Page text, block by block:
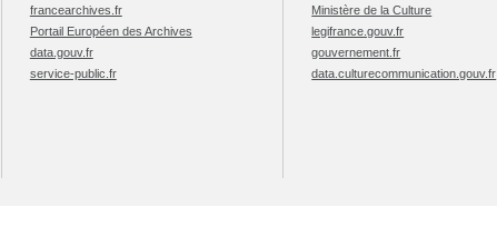
francearchives.fr
Portail Européen des Archives
data.gouv.fr
service-public.fr
Ministère de la Culture
legifrance.gouv.fr
gouvernement.fr
data.culturecommunication.gouv.fr